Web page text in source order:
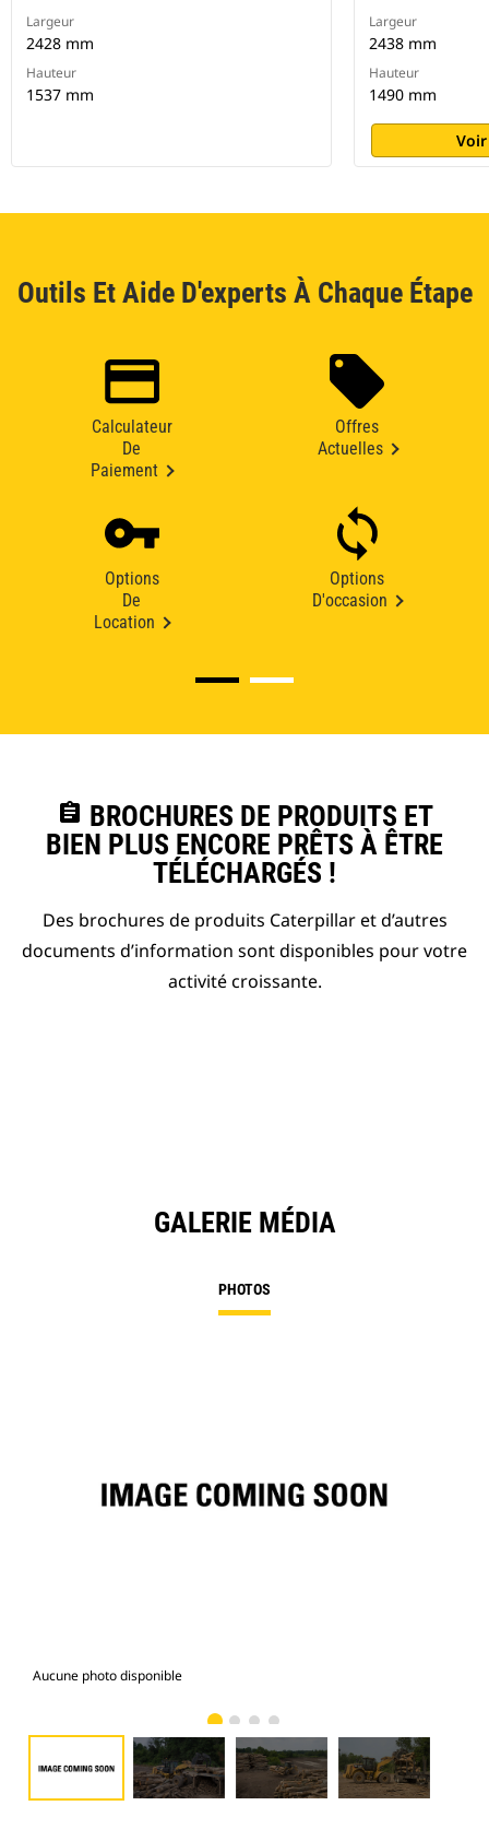
Largeur
2428 mm
Hauteur
1537 mm
Largeur
2438 mm
Hauteur
1490 mm
Outils Et Aide D'experts À Chaque Étape
Calculateur
De
Paiement
Offres
Actuelles
Options
De
Location
Options
D'occasion
assignment BROCHURES DE PRODUITS ET
BIEN PLUS ENCORE PRÊTS À ÊTRE
TÉLÉCHARGÉS !
Des brochures de produits Caterpillar et d’autres
documents d’information sont disponibles pour votre
activité croissante.
GALERIE MÉDIA
PHOTOS
Aucune photo disponible